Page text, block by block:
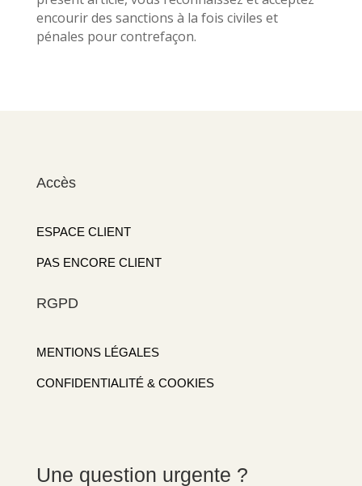
encourir des sanctions à la fois civiles et
pénales pour contrefaçon.
Accès
ESPACE CLIENT
PAS ENCORE CLIENT
RGPD
MENTIONS LÉGALES
CONFIDENTIALITÉ & COOKIES
Une question urgente ?